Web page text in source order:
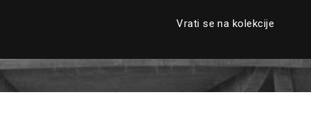
Vrati se na kolekcije